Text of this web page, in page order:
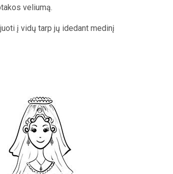
veliumą.
į vidų tarp jų idedant medinį